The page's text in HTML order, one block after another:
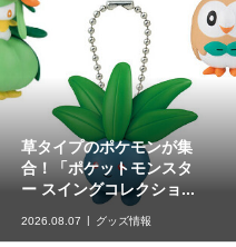
草タイプのポケモンが集
合！「ポケットモンスタ
ー スイングコレクショ...
2026.08.07 グッズ情報